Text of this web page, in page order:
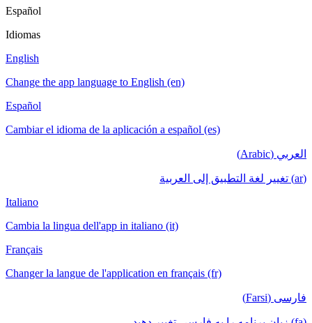
Español
Idiomas
English
Change the app language to English (en)
Español
Cambiar el idioma de la aplicación a español (es)
العربي (Arabic)
(ar) تغيير لغة التطبيق إلى العربية
Italiano
Cambia la lingua dell'app in italiano (it)
Français
Changer la langue de l'application en français (fr)
فارسی (Farsi)